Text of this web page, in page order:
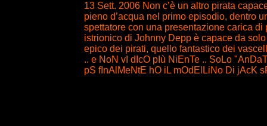
13 Sett. 2006 Non c’è un altro pirata
pieno d’acqua nel primo episodio, dentro
spettatore con una presentazione carica di
istrionico di Johnny Depp è capace da
epico dei pirati, quello fantastico dei
.. e NoN vI dIcO pIù NiEnTe .. SoLo
pS fInAlMeNtE hO iL mOdElLiNo Di jAcK